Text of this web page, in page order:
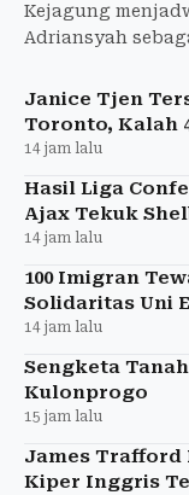
Kejagung
Adriansyah
Janice Tjen
Toronto, Kalah
14 jam lalu
Hasil Liga
Ajax Tekuk
14 jam lalu
100 Imigran
Solidaritas Uni
14 jam lalu
Sengketa
Kulonprogo
15 jam lalu
James Trafford
Kiper Inggris